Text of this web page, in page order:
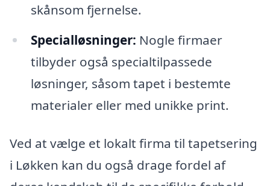
skånsom fjernelse.
Specialløsninger: Nogle firmaer
tilbyder også specialtilpassede
løsninger, såsom tapet i bestemte
materialer eller med unikke print.
Ved at vælge et lokalt firma til tapetsering
i Løkken kan du også drage fordel af